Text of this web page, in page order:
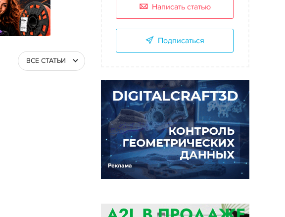
ВСЕ СТАТЬИ
Написать статью
Подписаться
Реклама